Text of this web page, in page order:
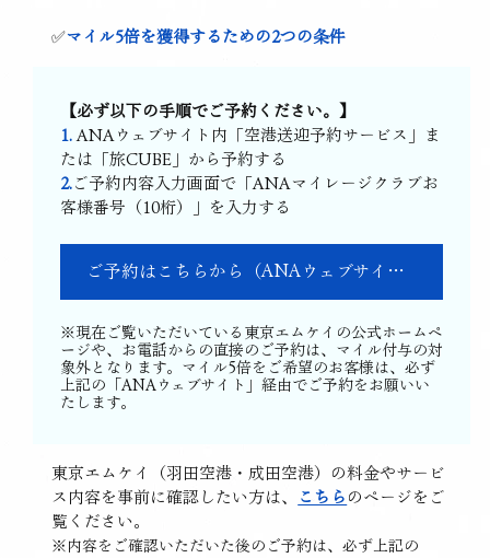
✅マイル5倍を獲得するための2つの条件
【必ず以下の手順でご予約ください。】
1. ANAウェブサイト内「空港送迎予約サービス」ま
たは「旅CUBE」から予約する
2. ご予約内容入力画面で「ANAマイレージクラブお
客様番号（10桁）」を入力する
ご予約はこちらから（ANAウェブサイトへ移動します）
※現在ご覧いただいている東京エムケイの公式ホームペ
ージや、お電話からの直接のご予約は、マイル付与の対
象外となります。マイル5倍をご希望のお客様は、必ず
上記の「ANAウェブサイト」経由でご予約をお願いい
たします。
東京エムケイ（羽田空港・成田空港）の料金やサービ
ス内容を事前に確認したい方は、
こちら のページをご
覧ください。
※内容をご確認いただいた後のご予約は、必ず上記の